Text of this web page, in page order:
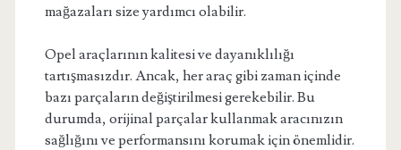
mağazaları size yardımcı olabilir.
Opel araçlarının kalitesi ve dayanıklılığı
tartışmasızdır. Ancak, her araç gibi zaman içinde
bazı parçaların değiştirilmesi gerekebilir. Bu
durumda, orijinal parçalar kullanmak aracınızın
sağlığını ve performansını korumak için önemlidir.